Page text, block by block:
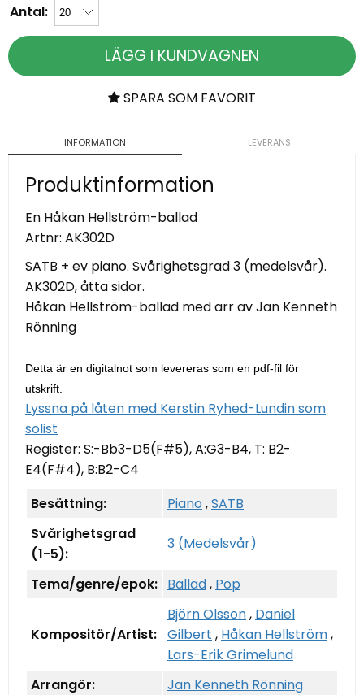
Antal:
LÄGG I KUNDVAGNEN
SPARA SOM FAVORIT
INFORMATION LEVERANS
Produktinformation
En Håkan Hellström-ballad
Artnr: AK302D
SATB + ev piano. Svårighetsgrad 3 (medelsvår).
AK302D, åtta sidor.
Håkan Hellström-ballad med arr av Jan Kenneth
Rönning
Detta är en digitalnot som levereras som en pdf-fil för
utskrift.
Lyssna på låten med Kerstin Ryhed-Lundin som
solist
Register: S:-Bb3-D5(F#5), A:G3-B4, T: B2-
E4(F#4), B:B2-C4
Besättning:
Piano ,SATB
Svårighetsgrad
(1-5):
3 (Medelsvår)
Tema/genre/epok: Ballad, Pop
Kompositör/Artist:
Björn Olsson, Daniel
Gilbert , Håkan Hellström,
Lars-Erik Grimelund
Arrangör:
Jan Kenneth Rönning